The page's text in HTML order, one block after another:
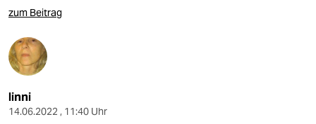
zum Beitrag
linni
14.06.2022 , 11:40 Uhr